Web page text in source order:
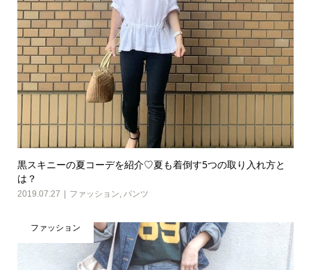
黒スキニーの夏コーデを紹介♡夏も着倒す5つの取り入れ方と
は？
2019.07.27 ファッション パンツ
ファッション